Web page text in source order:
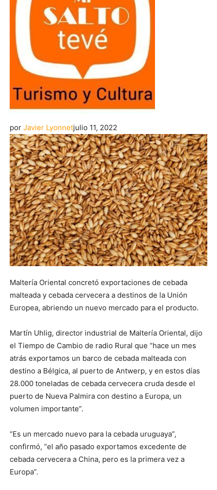
por Javier Lyonnetjulio 11, 2022
Maltería Oriental concretó exportaciones de cebada
malteada y cebada cervecera a destinos de la Unión
Europea, abriendo un nuevo mercado para el producto.
Martín Uhlig, director industrial de Maltería Oriental, dijo
el Tiempo de Cambio de radio Rural que “hace un mes
atrás exportamos un barco de cebada malteada con
destino a Bélgica, al puerto de Antwerp, y en estos días
28.000 toneladas de cebada cervecera cruda desde el
puerto de Nueva Palmira con destino a Europa, un
volumen importante”.
“Es un mercado nuevo para la cebada uruguaya”,
confirmó, “el año pasado exportamos excedente de
cebada cervecera a China, pero es la primera vez a
Europa”.